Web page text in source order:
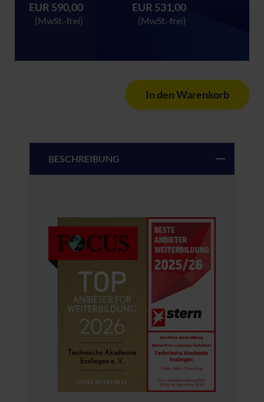
EUR 590,00
(MwSt.-frei)
EUR 531,00
(MwSt.-frei)
In den Warenkorb
BESCHREIBUNG